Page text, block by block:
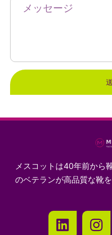
メスコットは40年前から
のベテランが高品質な靴を